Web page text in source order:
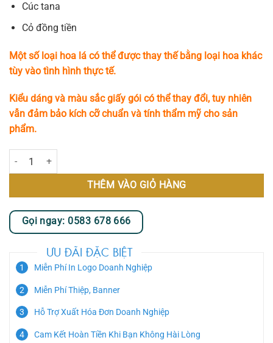
Cúc tana
Cỏ đồng tiền
Một số loại hoa lá có thể được thay thế bằng loại hoa khác
tùy vào tình hình thực tế.
Kiểu dáng và màu sắc giấy gói có thể thay đổi, tuy nhiên
vẫn đảm bảo kích cỡ chuẩn và tính thẩm mỹ cho sản
phẩm.
Hạnh Phúc Lớn số lượng
THÊM VÀO GIỎ HÀNG
Gọi ngay: 0583 678 666
ƯU ĐÃI ĐẶC BIỆT
Miễn Phí In Logo Doanh Nghiệp
Miễn Phí Thiệp, Banner
Hỗ Trợ Xuất Hóa Đơn Doanh Nghiệp
Cam Kết Hoàn Tiền Khi Bạn Không Hài Lòng